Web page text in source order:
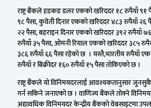
राष्ट्र बैंकले हङकङ डलर एकको खरिददर १८ रुपैयाँ ९१
९८ पैसा, कुवेती दिनार एकको खरिददर ४८३ रुपैयाँ २६
२२ पैसा, बहराइन दिनार एकको खरिददर ३९२ रुपैयाँ
रुपैयाँ ३५ पैसा, ओमनी रियाल एकको खरिददर ३८५
३८६ रुपैयाँ ६६ पैसा रहेको छ । यस्तै,भारतीय रुपैयाँ
रुपैयाँ र बिक्रीदर १६० रुपैयाँ १५ पैसा तोकिएको छ ।
राष्ट्र बैंकले यो विनिमयदरलाई आवश्यकतानुसार
गर्न सकिने जनाएको छ । वाणिज्य बैंकले तोक्ने
अद्यावधिक विनिमयदर केन्द्रीय बैंकको वेबसाइटमा